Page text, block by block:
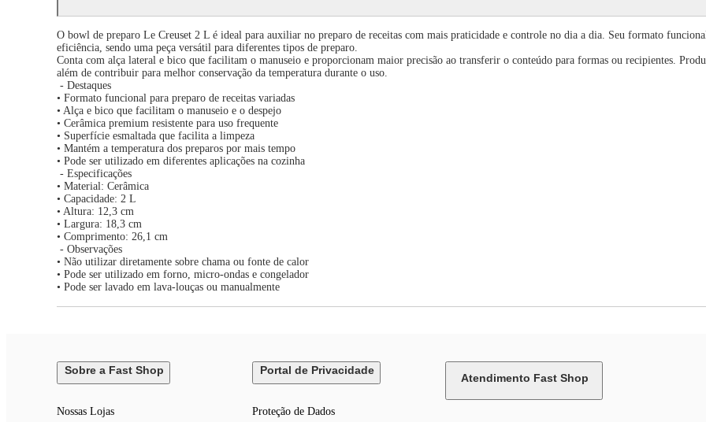
O bowl de preparo Le Creuset 2 L é ideal para auxiliar no preparo de receitas com mais praticidade e controle no dia a dia. Seu formato
eficiência, sendo uma peça versátil para diferentes tipos de preparo.
Conta com alça lateral e bico que facilitam o manuseio e proporcionam maior precisão ao transferir o conteúdo para formas ou recipientes.
além de contribuir para melhor conservação da temperatura durante o uso.
- Destaques
• Formato funcional para preparo de receitas variadas
• Alça e bico que facilitam o manuseio e o despejo
• Cerâmica premium resistente para uso frequente
• Superfície esmaltada que facilita a limpeza
• Mantém a temperatura dos preparos por mais tempo
• Pode ser utilizado em diferentes aplicações na cozinha
- Especificações
• Material: Cerâmica
• Capacidade: 2 L
• Altura: 12,3 cm
• Largura: 18,3 cm
• Comprimento: 26,1 cm
- Observações
• Não utilizar diretamente sobre chama ou fonte de calor
• Pode ser utilizado em forno, micro-ondas e congelador
• Pode ser lavado em lava-louças ou manualmente
Sobre a Fast Shop
Nossas Lojas
Portal de Privacidade
Proteção de Dados
Atendimento Fast Shop